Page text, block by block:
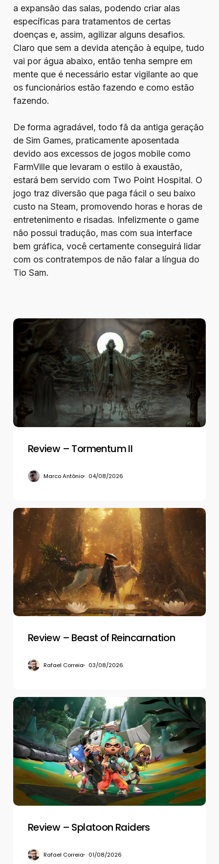
a expansão das salas, podendo criar alas
específicas para tratamentos de certas
doenças e, assim, agilizar alguns desafios.
Claro que sem a devida atenção à equipe, tudo
vai por água abaixo, então tenha sempre em
mente que é necessário estar vigilante ao que
os funcionários estão fazendo e como estão
fazendo.
De forma agradável, todo fã da antiga geração
de Sim Games, praticamente aposentada
devido aos excessos de jogos mobile como
FarmVille que levaram o estilo à exaustão,
estará bem servido com Two Point Hospital. O
jogo traz diversão que paga fácil o seu baixo
custo na Steam, promovendo horas e horas de
entretenimento e risadas. Infelizmente o game
não possui tradução, mas com sua interface
bem gráfica, você certamente conseguirá lidar
com os contratempos de não falar a língua do
Tio Sam.
Review
Tormentum
Review – Tormentum II
Marco Antônio 04/08/2026
Review
–
Beast
Reincarnation
Review – Beast of Reincarnation
Rafael Correia 03/08/2026
Review
–
Splatoon
Raiders
Review – Splatoon Raiders
Rafael Correia 01/08/2026